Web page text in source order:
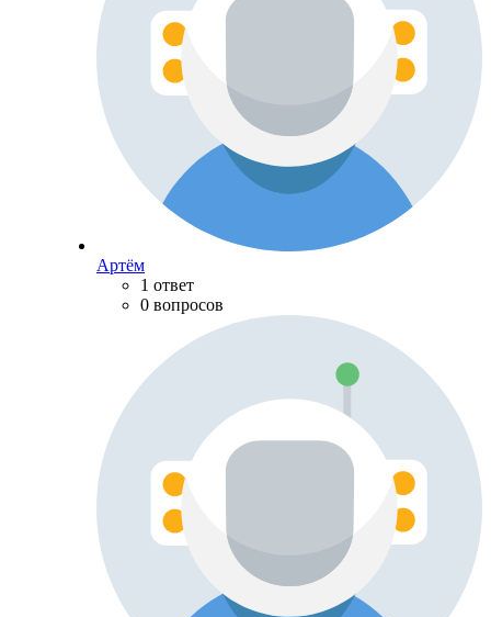
Артём
1 ответ
0 вопросов